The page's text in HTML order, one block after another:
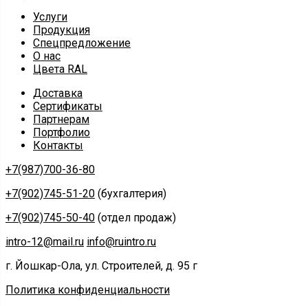
Услуги
Продукция
Спецпредложение
О нас
Цвета RAL
Доставка
Сертификаты
Партнерам
Портфолио
Контакты
+7(987)700-36-80
+7(902)745-51-20 (бухгалтерия)
+7(902)745-50-40 (отдел продаж)
intro-12@mail.ru info@ruintro.ru
г. Йошкар-Ола, ул. Строителей, д. 95 г
Политика конфиденциальности